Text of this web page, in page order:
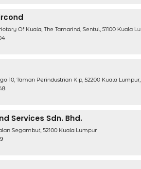
Of Kuala, The Tamarind, Sentul, 51100 Kuala
10, Taman Perindustrian Kip, 52200 Kuala
Services Sdn. Bhd.
Segambut, 52100 Kuala Lumpur